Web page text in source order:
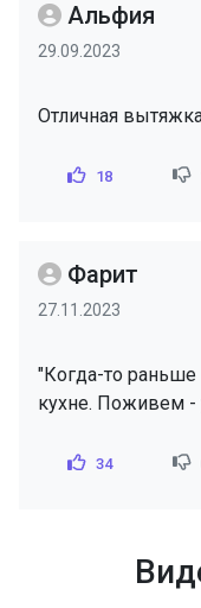
Альфия
29.09.2023
Отличная
18
Фарит
27.11.2023
"Когда-то раньше
кухне. Поживем -
34